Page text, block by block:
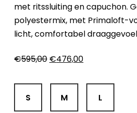
met ritssluiting en capuchon.
polyestermix, met Primaloft-
licht, comfortabel
€595,00 Oorspronkelijke
was:
€595,00.
€476,00Huidige
is:
€476,00.
S M L